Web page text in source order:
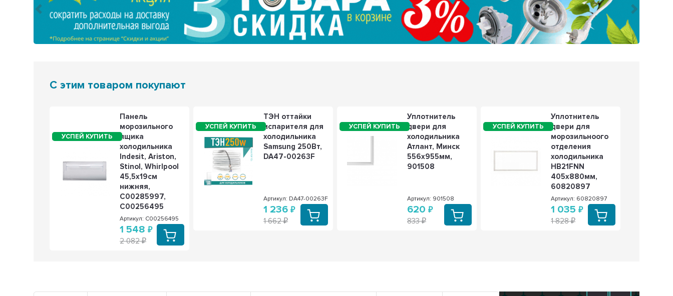
Предыдущий
С этим товаром покупают
Панель
морозильного
ящика
холодильника
Indesit, Ariston,
Stinol, Whirlpool
45,5x19см
нижняя,
C00285997,
C00256495
Артикул: C00256495
1 548
2 082
ТЭН оттайки
испарителя для
холодильника
Samsung 250Вт,
DA47-00263F
Артикул: DA47-00263F
1 236
1 662
Уплотнитель
двери для
холодильника
Атлант, Минск
556х955мм,
901508
Артикул: 901508
620
833
Уплотнитель
двери для
морозильноого
отделения
холодильника
HB21FNN
405х880мм,
60820897
Артикул: 60820897
1 035
1 828